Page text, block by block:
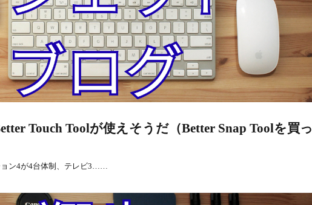
Touch Toolが使えそうだ（Better Snap Toolを買っ
ョン4が4台体制、テレビ3……